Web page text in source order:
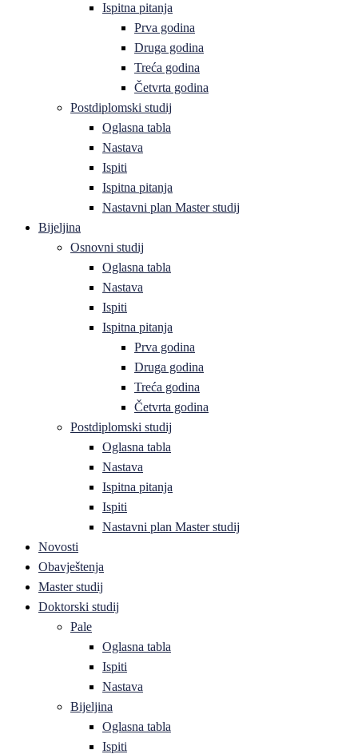
Ispitna pitanja
Prva godina
Druga godina
Treća godina
Četvrta godina
Postdiplomski studij
Oglasna tabla
Nastava
Ispiti
Ispitna pitanja
Nastavni plan Master studij
Bijeljina
Osnovni studij
Oglasna tabla
Nastava
Ispiti
Ispitna pitanja
Prva godina
Druga godina
Treća godina
Četvrta godina
Postdiplomski studij
Oglasna tabla
Nastava
Ispitna pitanja
Ispiti
Nastavni plan Master studij
Novosti
Obavještenja
Master studij
Doktorski studij
Pale
Oglasna tabla
Ispiti
Nastava
Bijeljina
Oglasna tabla
Ispiti